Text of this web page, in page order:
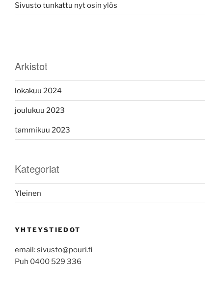
Sivusto tunkattu nyt osin ylös
Arkistot
lokakuu 2024
joulukuu 2023
tammikuu 2023
Kategoriat
Yleinen
YHTEYSTIEDOT
email: sivusto@pouri.fi
Puh 0400 529 336